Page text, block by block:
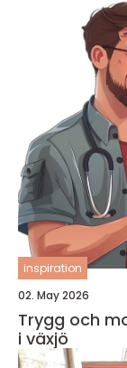
inspiration
02. May 2026
Trygg och
i växjö